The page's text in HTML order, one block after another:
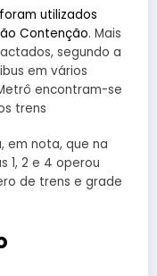
utilizados
Contenção. Mais
segundo a
em vários
encontram-se
trens
em nota, que na
1, 2 e 4 operou
de trens e grade